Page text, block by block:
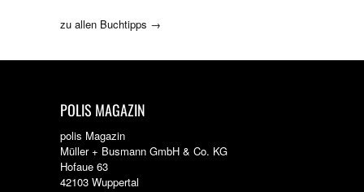
zu allen Buchtipps →
POLIS MAGAZIN
polis Magazin
Müller + Busmann GmbH & Co. KG
Hofaue 63
42103 Wuppertal